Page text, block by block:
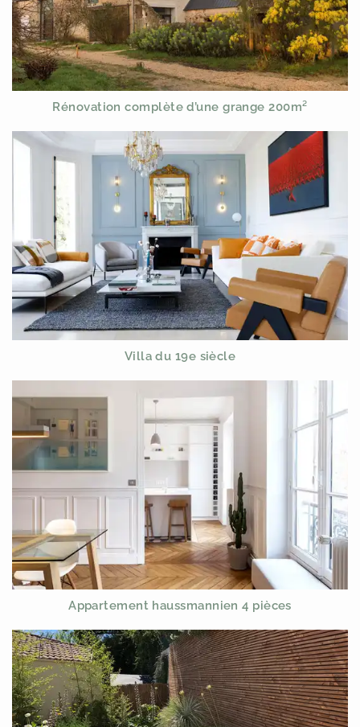
Rénovation complète d’une grange 200m²
Villa du 19e siècle
Appartement haussmannien 4 pièces